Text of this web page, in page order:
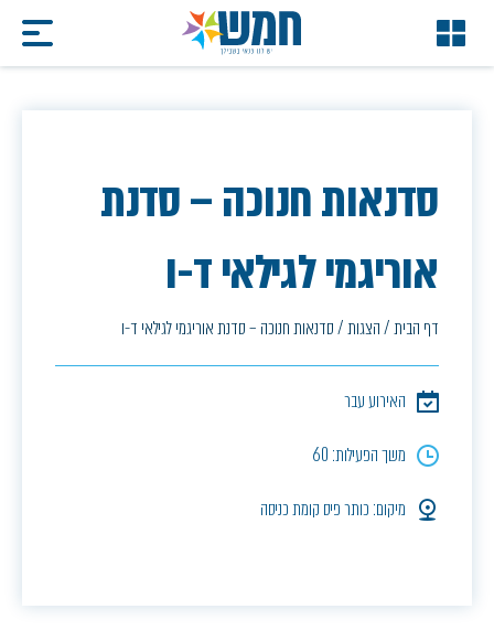
סדנאות חנוכה – סדנת
אוריגמי לגילאי ד-ו
דף הבית/הצגות/סדנאות חנוכה – סדנת אוריגמי לגילאי ד-ו
האירוע עבר
משך הפעילות: 60
מיקום: כותר פיס קומת כניסה